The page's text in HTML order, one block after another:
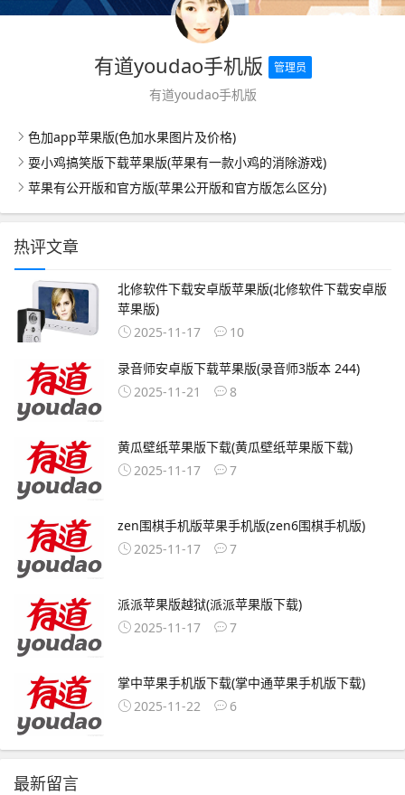
有道youdao手机版 管理员
有道youdao手机版
色加app苹果版(色加水果图片及价格)
耍小鸡搞笑版下载苹果版(苹果有一款小鸡的消除游戏)
苹果有公开版和官方版(苹果公开版和官方版怎么区分)
热评文章
北修软件下载安卓版苹果版(北修软件下载安卓版
苹果版)
2025-11-17
10
录音师安卓版下载苹果版(录音师3版本 244)
2025-11-21
8
黄瓜壁纸苹果版下载(黄瓜壁纸苹果版下载)
2025-11-17
7
zen围棋手机版苹果手机版(zen6围棋手机版)
2025-11-17
7
派派苹果版越狱(派派苹果版下载)
2025-11-17
7
掌中苹果手机版下载(掌中通苹果手机版下载)
2025-11-22
6
最新留言